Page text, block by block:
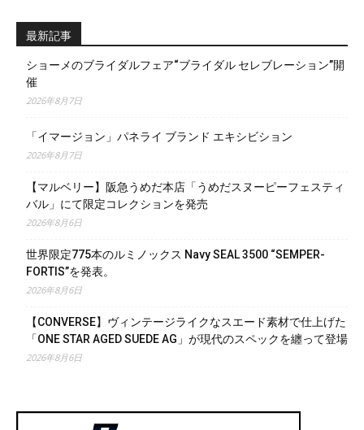
最新記事
ショーメのブライダルフェア“ブライダル セレブレーション”開
催
2026年8月7日
「イマージョン」パネライ ブランド エキシビション
2026年8月7日
【マルベリー】阪急うめだ本店「うめだスヌーピーフェスティ
バル」にて限定コレクションを発売
2026年8月6日
世界限定775本のルミノックス Navy SEAL 3500 “SEMPER-
FORTIS”を発表。
2026年8月6日
【CONVERSE】ヴィンテージライクなスエード素材で仕上げた
「ONE STAR AGED SUEDE AG」が現代のスペックを纏って登場
2026年8月6日